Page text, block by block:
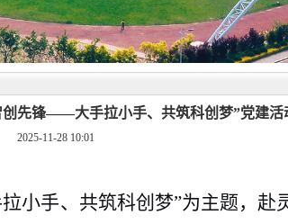
创先锋——大手拉小手、共筑科创梦”党建活
2025-11-28 10:01
小手、共筑科创梦”为主题，赴